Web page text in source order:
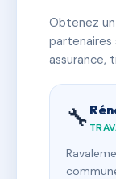
Obtenez
partenaires
assurance,
🔧